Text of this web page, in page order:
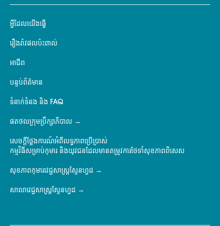
អ្វីដែលយើងធ្វើ
រឿងរ៉ាវផលប៉ះពាល់
អាជីព
បន្ទប់ព័ត៌មាន
ទំនាក់ទំនង និង FAQ
ផតថលក្រុមប្រឹក្សាភិបាល
សេចក្តីថ្លែងការណ៍អំពីលទ្ធភាពប្រើប្រាស់
កម្មវិធីសម្រាប់កុមារ និងយុវជនដែលមានតម្រូវការថែទាំសុខភាពពិសេស
សុខភាពកុមារវេជ្ជសាស្ត្រស្ទែនហ្វដ
សាលាវេជ្ជសាស្ត្រស្ទែនហ្វដ